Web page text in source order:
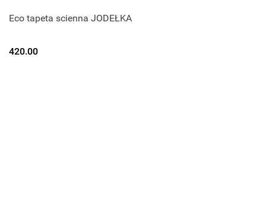
Eco tapeta scienna JODEŁKA
420.00